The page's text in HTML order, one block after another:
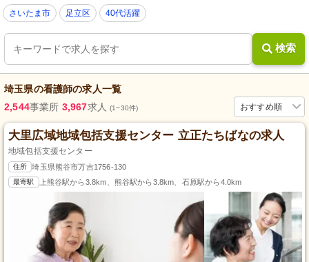
さいたま市 足立区 40代活躍
検索
埼玉県の看護師の求人一覧
おすすめ順
2,544事業所 3,967求人(1~30件)
大里広域地域包括支援センター 立正たちばなの求人
地域包括支援センター
住所 埼玉県熊谷市万吉1756-130
最寄駅 上熊谷駅から3.8km、熊谷駅から3.8km、石原駅から4.0km